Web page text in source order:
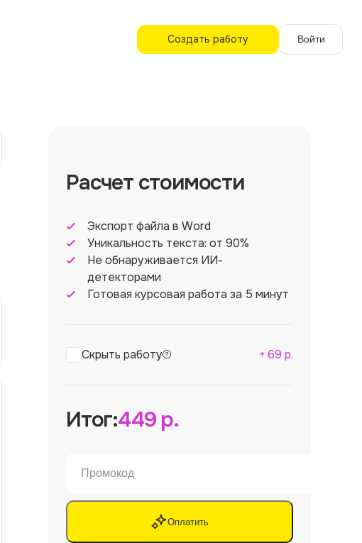
Создать работу Войти
Расчет стоимости
Экспорт файла в Word
Уникальность текста: от 90%
Не обнаруживается ИИ-
детекторами
Готовая курсовая работа за 5 минут
Скрыть работу + 69 р.
Итог:449р.
Оплатить